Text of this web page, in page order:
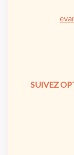
SUIVEZ